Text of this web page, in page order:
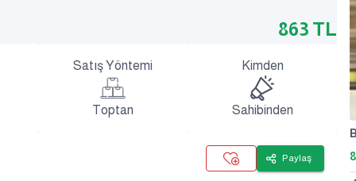
863 TL
Satış Yöntemi
Toptan
Kimden
Sahibinden
Paylaş